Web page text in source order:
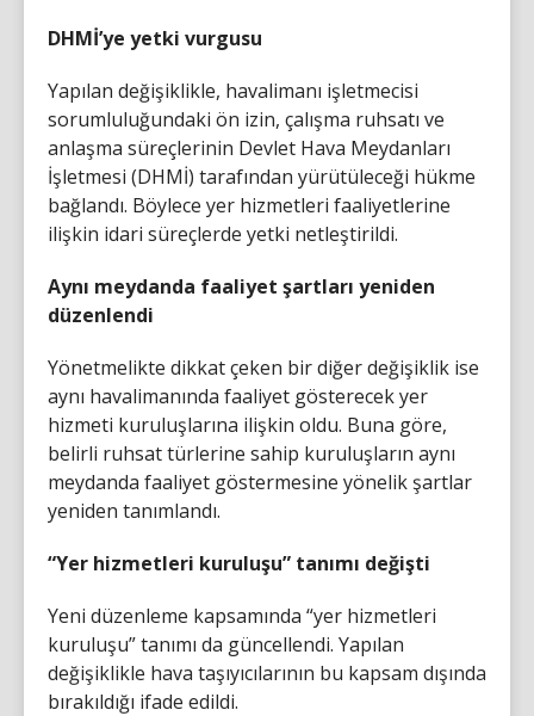
DHMİ’ye yetki vurgusu
Yapılan değişiklikle, havalimanı işletmecisi
sorumluluğundaki ön izin, çalışma ruhsatı ve
anlaşma süreçlerinin Devlet Hava Meydanları
İşletmesi (DHMİ) tarafından yürütüleceği hükme
bağlandı. Böylece yer hizmetleri faaliyetlerine
ilişkin idari süreçlerde yetki netleştirildi.
Aynı meydanda faaliyet şartları yeniden
düzenlendi
Yönetmelikte dikkat çeken bir diğer değişiklik ise
aynı havalimanında faaliyet gösterecek yer
hizmeti kuruluşlarına ilişkin oldu. Buna göre,
belirli ruhsat türlerine sahip kuruluşların aynı
meydanda faaliyet göstermesine yönelik şartlar
yeniden tanımlandı.
“Yer hizmetleri kuruluşu” tanımı değişti
Yeni düzenleme kapsamında “yer hizmetleri
kuruluşu” tanımı da güncellendi. Yapılan
değişiklikle hava taşıyıcılarının bu kapsam dışında
bırakıldığı ifade edildi.